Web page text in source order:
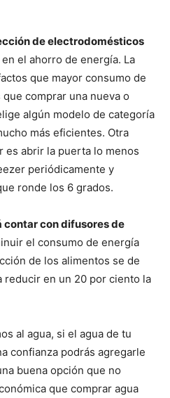
de electrodomésticos
el ahorro de energía. La
que mayor consumo de
comprar una nueva o
algún modelo de categoría
más eficientes. Otra
es abrir la puerta lo menos
periódicamente y
ronde los 6 grados.
contar con difusores de
el consumo de energía
de los alimentos se de
reducir en un 20 por ciento la
al agua, si el agua de tu
confianza podrás agregarle
buena opción que no
que comprar agua